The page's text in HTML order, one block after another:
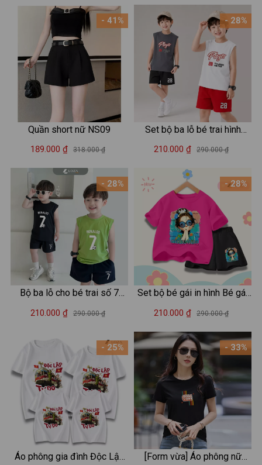
Loza GĐ3034
- 41%
Quần short nữ NS09
189.000 ₫ 318.000 ₫
- 28%
Bộ ba lỗ cho bé trai số 7
Ronaldo size từ 15-40kg -
210.000 ₫ 290.000 ₫
- 25%
Áo phông gia đình Độc Lập
- 28%
Set bộ ba lỗ bé trai hình
"Player 28 Awake and Pray"
210.000 ₫ 290.000 ₫
- 28%
Set bộ bé gái in hình Bé gái
Hot trend - Loza SB363
210.000 ₫ 290.000 ₫
- 33%
[Form vừa] Áo phông nữ